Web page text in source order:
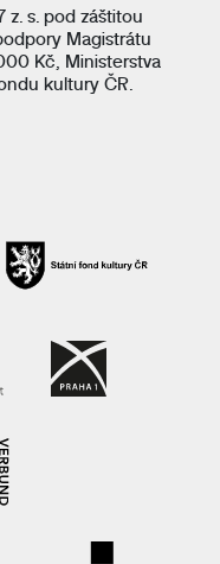
s. pod záštitou
Magistrátu
Kč, Ministerstva
kultury ČR.